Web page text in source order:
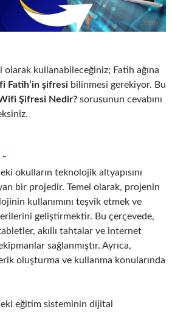
kullanabileceğiniz; Fatih ağına
Fatih’in şifresi bilinmesi gerekiyor. Bu
Şifresi Nedir? sorusunun cevabını
okulların teknolojik altyapısını
bir projedir. Temel olarak, projenin
kullanımını teşvik etmek ve
geliştirmektir. Bu çerçevede,
akıllı tahtalar ve internet
sağlanmıştır. Ayrıca,
oluşturma ve kullanma konularında
eğitim sisteminin dijital